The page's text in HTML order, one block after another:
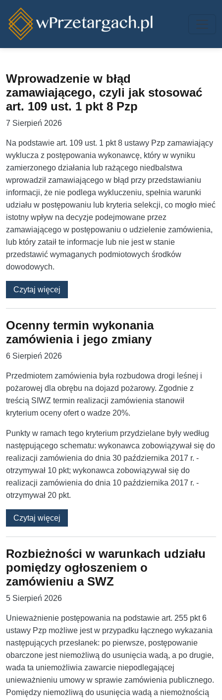
Wprowadzenie w błąd
zamawiającego, czyli jak stosować
art. 109 ust. 1 pkt 8 Pzp
7 Sierpień 2026
Na podstawie art. 109 ust. 1 pkt 8 ustawy Pzp zamawiający
wyklucza z postępowania wykonawcę, który w wyniku
zamierzonego działania lub rażącego niedbalstwa
wprowadził zamawiającego w błąd przy przedstawianiu
informacji, że nie podlega wykluczeniu, spełnia warunki
udziału w postępowaniu lub kryteria selekcji, co mogło mieć
istotny wpływ na decyzje podejmowane przez
zamawiającego w postępowaniu o udzielenie zamówienia,
lub który zataił te informacje lub nie jest w stanie
przedstawić wymaganych podmiotowych środków
dowodowych.
Czytaj więcej
Ocenny termin wykonania
zamówienia i jego zmiany
6 Sierpień 2026
Przedmiotem zamówienia była rozbudowa drogi leśnej i
pożarowej dla obrębu na dojazd pożarowy. Zgodnie z
treścią SIWZ termin realizacji zamówienia stanowił
kryterium oceny ofert o wadze 20%.
Punkty w ramach tego kryterium przydzielane były według
następującego schematu: wykonawca zobowiązywał się do
realizacji zamówienia do dnia 30 października 2017 r. -
otrzymywał 10 pkt; wykonawca zobowiązywał się do
realizacji zamówienia do dnia 10 października 2017 r. -
otrzymywał 20 pkt.
Czytaj więcej
Rozbieżności w warunkach udziału
pomiędzy ogłoszeniem o
zamówieniu a SWZ
5 Sierpień 2026
Unieważnienie postępowania na podstawie art. 255 pkt 6
ustawy Pzp możliwe jest w przypadku łącznego wykazania
następujących przesłanek: po pierwsze, ‎postępowanie
obarczone jest niemożliwą do usunięcia wadą, a ‎po drugie,
wada ta uniemożliwia zawarcie niepodlegającej
unieważnieniu umowy w sprawie zamówienia publicznego.
Pomiędzy niemożliwą do usunięcia wadą a niemożnością